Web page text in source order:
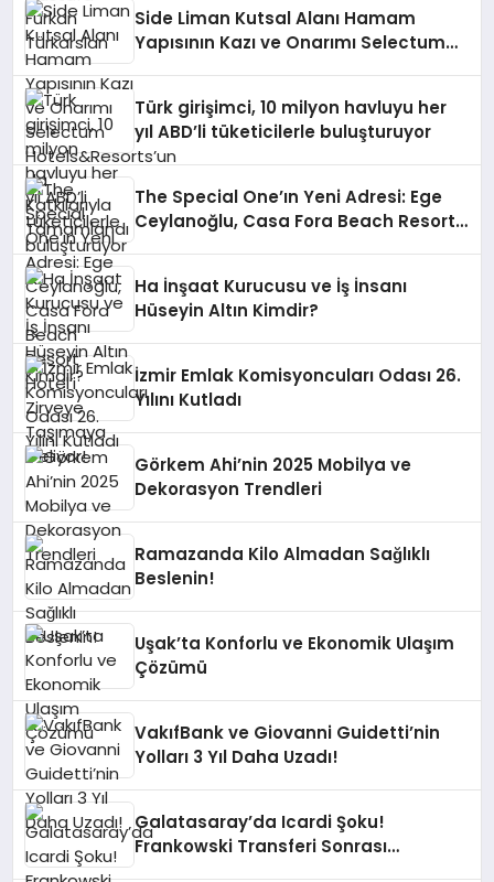
Side Liman Kutsal Alanı Hamam
Yapısının Kazı ve Onarımı Selectum
Türk girişimci, 10 milyon havluyu her
yıl ABD’li tüketicilerle buluşturuyor
The Special One’ın Yeni Adresi: Ege
Ceylanoğlu, Casa Fora Beach Resort
Ha İnşaat Kurucusu ve İş İnsanı
Hüseyin Altın Kimdir?
İzmir Emlak Komisyoncuları Odası 26.
Yılını Kutladı
Görkem Ahi’nin 2025 Mobilya ve
Dekorasyon Trendleri
Ramazanda Kilo Almadan Sağlıklı
Beslenin!
Uşak’ta Konforlu ve Ekonomik Ulaşım
Çözümü
VakıfBank ve Giovanni Guidetti’nin
Yolları 3 Yıl Daha Uzadı!
Galatasaray’da Icardi Şoku!
Frankowski Transferi Sonrası